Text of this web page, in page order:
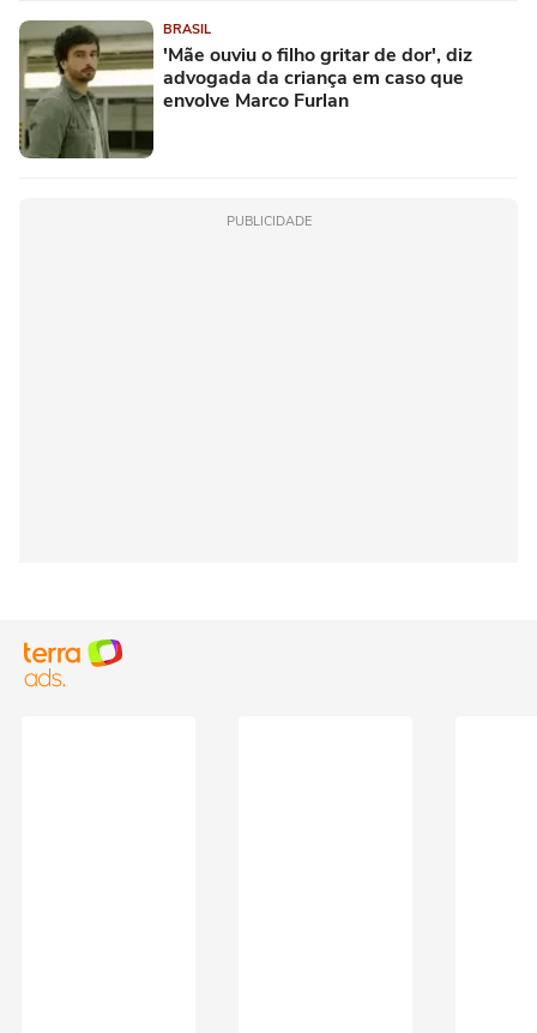
BRASIL
'Mãe ouviu o filho gritar de dor', diz
advogada da criança em caso que
envolve Marco Furlan
PUBLICIDADE